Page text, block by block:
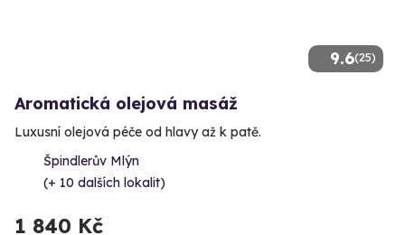
9.6(25)
Aromatická olejová masáž
Luxusní olejová péče od hlavy až k patě.
Špindlerův Mlýn
(+ 10 dalších lokalit)
1 840 Kč